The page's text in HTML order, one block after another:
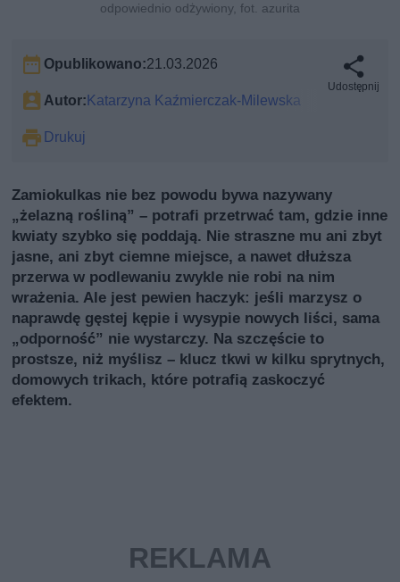
odpowiednio odżywiony, fot. azurita
Opublikowano:21.03.2026
Autor:Katarzyna Kaźmierczak-Milewska
Drukuj
Udostępnij
Zamiokulkas nie bez powodu bywa nazywany
„żelazną rośliną” – potrafi przetrwać tam, gdzie inne
kwiaty szybko się poddają. Nie straszne mu ani zbyt
jasne, ani zbyt ciemne miejsce, a nawet dłuższa
przerwa w podlewaniu zwykle nie robi na nim
wrażenia. Ale jest pewien haczyk: jeśli marzysz o
naprawdę gęstej kępie i wysypie nowych liści, sama
„odporność” nie wystarczy. Na szczęście to
prostsze, niż myślisz – klucz tkwi w kilku sprytnych,
domowych trikach, które potrafią zaskoczyć
efektem.